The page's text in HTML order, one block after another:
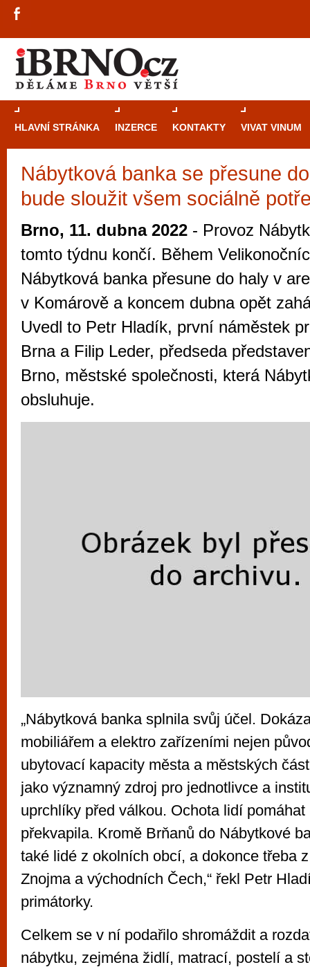
HLAVNÍ STRÁNKA INZERCE KONTAKTY VIVAT VINUM
Nábytková banka se přesune
bude sloužit všem sociálně
Brno, 11. dubna 2022 - Provoz
tomto týdnu končí. Během
Nábytková banka přesune do haly v
v Komárově a koncem dubna opět
Uvedl to Petr Hladík, první náměstek
Brna a Filip Leder, předseda
Brno, městské společnosti, která
obsluhuje.
„Nábytková banka splnila svůj účel.
mobiliářem a elektro zařízeními nejen
ubytovací kapacity města a městských
jako významný zdroj pro jednotlivce a
uprchlíky před válkou. Ochota lidí
překvapila. Kromě Brňanů do Nábytkové
také lidé z okolních obcí, a dokonce třeba
Znojma a východních Čech,“ řekl Petr
primátorky.
Celkem se v ní podařilo shromáždit a
nábytku, zejména židlí, matrací, postelí a
Průvodce
Brně: Od
Brno je
zajímavé
restaurace,
Mimo jiné je ale také místem, kde si
vyzkoušet různé kasinové hry. V
metropoli naleznete širokou nabídku her
po moderní automaty jak pro pravidelné
příležitostné hráče. V...